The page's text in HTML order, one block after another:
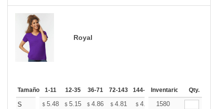
Royal
Tamaño 1-11 12-35 36-71 72-143 144-287 288 + Más
Inventario Qty.
S $ 5.48 $ 5.15 $ 4.86 $ 4.81 $ 4.73 $4.69
1580